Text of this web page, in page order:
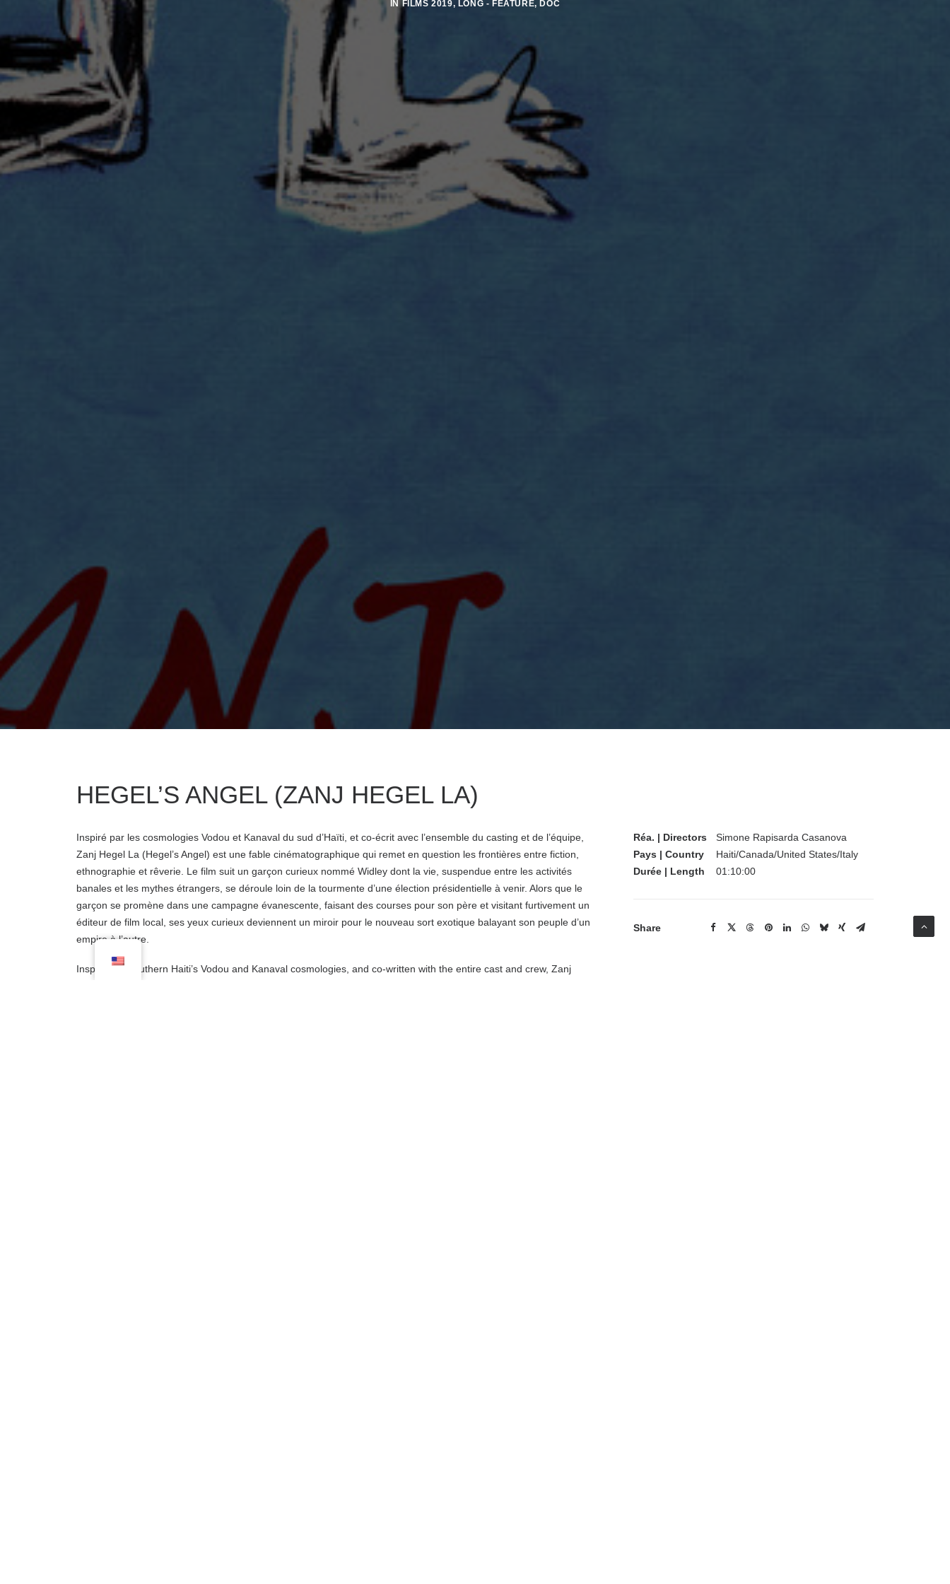
INFILMS 2019, LONG - FEATURE, DOC
HEGEL’S ANGEL (ZANJ HEGEL LA)
Inspiré par les cosmologies Vodou et Kanaval du sud d’Haïti, et co-écrit avec l’ensemble du casting et de l’équipe,
Zanj Hegel La (Hegel’s Angel) est une fable cinématographique qui remet en question les frontières entre fiction,
ethnographie et rêverie. Le film suit un garçon curieux nommé Widley dont la vie, suspendue entre les activités
banales et les mythes étrangers, se déroule loin de la tourmente d’une élection présidentielle à venir. Alors que le
garçon se promène dans une campagne évanescente, faisant des courses pour son père et visitant furtivement un
éditeur de film local, ses yeux curieux deviennent un miroir pour le nouveau sort exotique balayant son peuple d’un
empire à l’autre.
Inspired by southern Haiti’s Vodou and Kanaval cosmologies, and co-written with the entire cast and crew, Zanj
Réa. | Directors
Simone Rapisarda Casanova
Pays | Country
Haiti/Canada/United States/Italy
Durée | Length
01:10:00
Share